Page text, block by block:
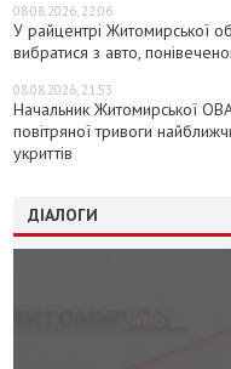
08.08.2026, 22:06
У райцентрі Житомирської
вибратися з авто,
08.08.2026, 21:53
Начальник Житомирської
повітряної тривоги
укриттів
ДІАЛОГИ